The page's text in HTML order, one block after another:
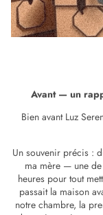
Avant — un
Bien avant Luz
Un souvenir précis :
ma mère — une
heures pour tout
passait la maison
notre chambre, la